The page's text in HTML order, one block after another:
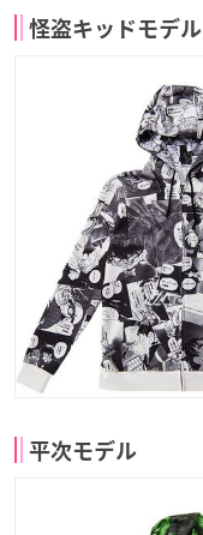
怪盗キッドモデル
平次モデル